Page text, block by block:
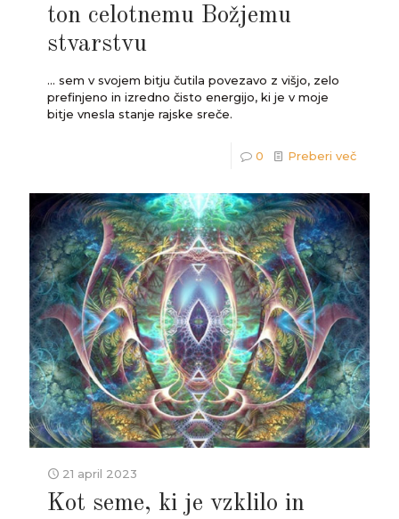
ton celotnemu Božjemu
stvarstvu
... sem v svojem bitju čutila povezavo z višjo, zelo
prefinjeno in izredno čisto energijo, ki je v moje
bitje vnesla stanje rajske sreče.
0 Preberi več
21 april 2023
Kot seme, ki je vzklilo in